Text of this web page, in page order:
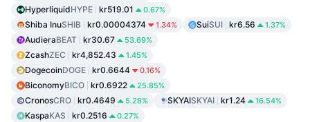
HyperliquidHYPE kr519.01 0.67%
Shiba InuSHIB kr0.00004374 1.34% SuiSUI kr6.56 1.37%
AudieraBEAT kr30.67 53.69%
ZcashZEC kr4,852.43 1.45%
DogecoinDOGE kr0.6644 0.16%
BiconomyBICO kr0.6922 25.85%
CronosCRO kr0.4649 5.28% SKYAISKYAI kr1.24 16.54%
KaspaKAS kr0.2516 0.27%